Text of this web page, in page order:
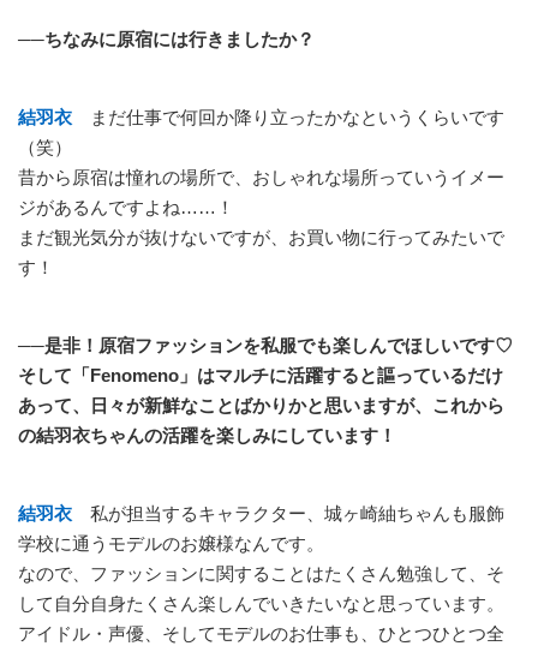
──ちなみに原宿には行きましたか？
結羽衣 まだ仕事で何回か降り立ったかなというくらいです
（笑）
昔から原宿は憧れの場所で、おしゃれな場所っていうイメー
ジがあるんですよね……！
まだ観光気分が抜けないですが、お買い物に行ってみたいで
す！
──是非！原宿ファッションを私服でも楽しんでほしいです♡
そして「Fenomeno」はマルチに活躍すると謳っているだけ
あって、日々が新鮮なことばかりかと思いますが、これから
の結羽衣ちゃんの活躍を楽しみにしています！
結羽衣 私が担当するキャラクター、城ヶ崎紬ちゃんも服飾
学校に通うモデルのお嬢様なんです。
なので、ファッションに関することはたくさん勉強して、そ
して自分自身たくさん楽しんでいきたいなと思っています。
アイドル・声優、そしてモデルのお仕事も、ひとつひとつ全